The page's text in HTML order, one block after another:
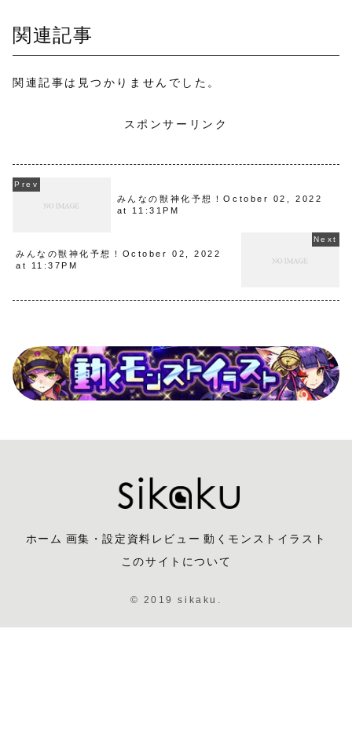
関連記事
関連記事は見つかりませんでした。
スポンサーリンク
みんなの獣神化予想！October 02, 2022
at 11:31PM
みんなの獣神化予想！October 02, 2022
at 11:37PM
ホーム 画集・設定資料レビュー 動くモンストイラスト
このサイトについて
© 2019 sikaku.